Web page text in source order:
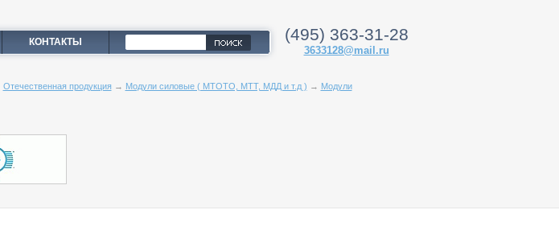
КОНТАКТЫ (495) 363-31-28
3633128@mail.ru
Отечественная продукция→ Модули силовые ( МТОТО, МТТ, МДД и т.д ) → Модули